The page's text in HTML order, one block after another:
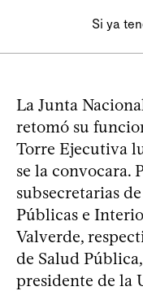
Si ya
La Junta
retomó su
Torre Ejecutiva
se la convocara.
subsecretarias
Públicas e
Valverde,
de Salud
presidente de la